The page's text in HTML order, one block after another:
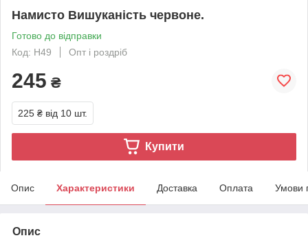
Намисто Вишуканість червоне.
Готово до відправки
Код: Н49
Опт і роздріб
245 ₴
225 ₴ від 10 шт.
Купити
Опис Характеристики Доставка Оплата Умови
Опис